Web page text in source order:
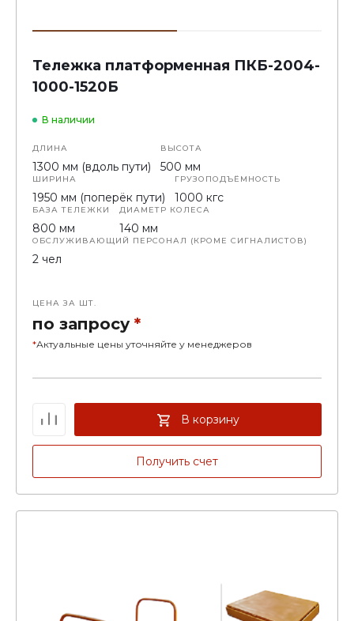
Тележка платформенная ПКБ-2004-
1000-1520Б
В наличии
ДЛИНА
1300 мм (вдоль пути)
ВЫСОТА
500 мм
ШИРИНА
1950 мм (поперёк пути)
ГРУЗОПОДЪЁМНОСТЬ
1000 кгс
БАЗА ТЕЛЕЖКИ
800 мм
ДИАМЕТР КОЛЕСА
140 мм
ОБСЛУЖИВАЮЩИЙ ПЕРСОНАЛ (КРОМЕ СИГНАЛИСТОВ)
2 чел
ЦЕНА ЗА ШТ.
по запросу *
*Актуальные цены уточняйте у менеджеров
Получить счет
В корзину